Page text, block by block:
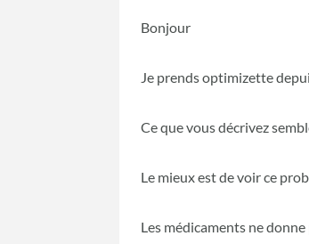
Bonjour
Je prends optimizette
Ce que vous décrivez
Le mieux est de voir ce
Les médicaments ne